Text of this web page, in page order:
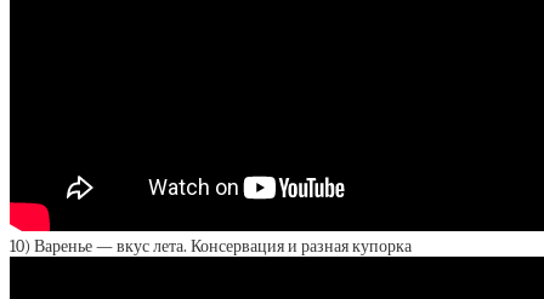
10) Варенье — вкус лета. Консервация и разная купорка